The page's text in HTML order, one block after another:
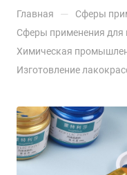
Главная — Сферы
Сферы применения для
Химическая
Изготовление
Viber